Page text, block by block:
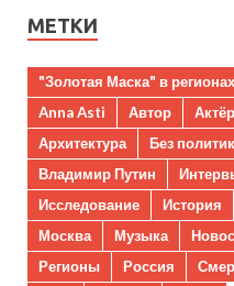
МЕТКИ
"Золотая Маска" в регионах
Anna Asti
Автор Актёр
Архитектура
Без
Владимир Путин
Исследование
История
Москва
Музыка
Регионы
Россия